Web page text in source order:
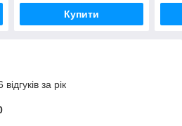
Купити
за рік